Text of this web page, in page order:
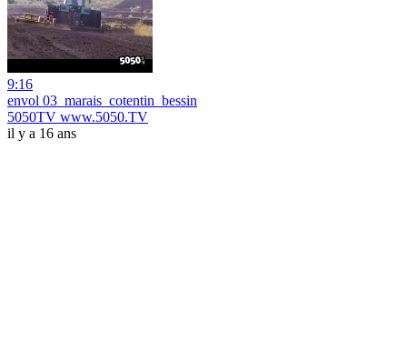
9:16
envol 03_marais_cotentin_bessin
5050TV www.5050.TV
il y a 16 ans